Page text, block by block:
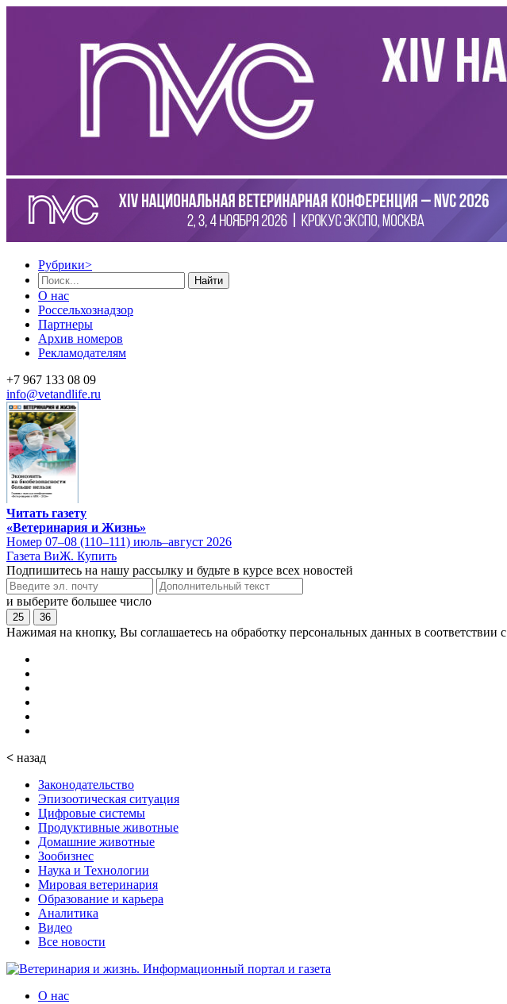
Рубрики>
Найти
О нас
Россельхознадзор
Партнеры
Архив номеров
Рекламодателям
+7 967 133 08 09
info@vetandlife.ru
Читать газету
«Ветеринария и Жизнь»
Номер 07–08 (110–111) июль–август 2026
Газета ВиЖ. Купить
Подпишитесь на нашу рассылку и будьте в курсе всех новостей
и выберите большее число
25 36
Нажимая на кнопку, Вы соглашаетесь на обработку персональных данных в соответствии с
< назад
Законодательство
Эпизоотическая ситуация
Цифровые системы
Продуктивные животные
Домашние животные
Зообизнес
Наука и Технологии
Мировая ветеринария
Образование и карьера
Аналитика
Видео
Все новости
О нас